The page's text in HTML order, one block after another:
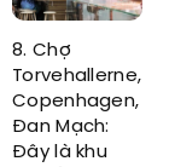
8. Chợ
Torvehallerne,
Copenhagen,
Đan Mạch:
Đây là khu